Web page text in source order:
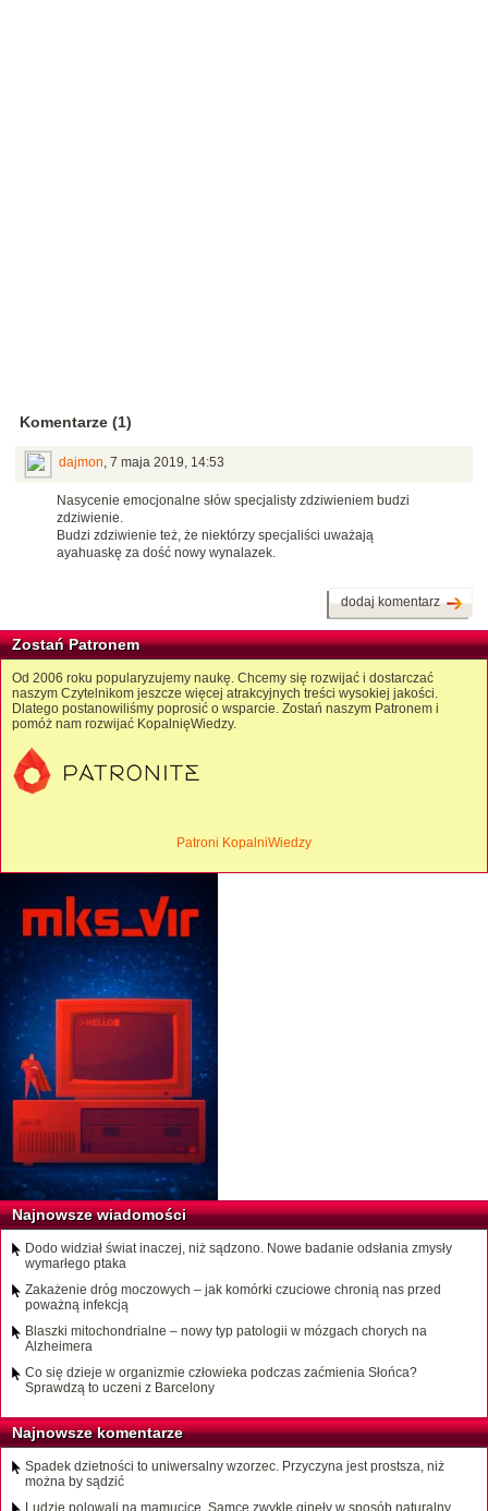
Komentarze (1)
dajmon, 7 maja 2019, 14:53
Nasycenie emocjonalne słów specjalisty zdziwieniem budzi
zdziwienie.
Budzi zdziwienie też, że niektórzy specjaliści uważają
ayahuaskę za dość nowy wynalazek.
dodaj komentarz
Zostań Patronem
Od 2006 roku popularyzujemy naukę. Chcemy się rozwijać i dostarczać
naszym Czytelnikom jeszcze więcej atrakcyjnych treści wysokiej jakości.
Dlatego postanowiliśmy poprosić o wsparcie. Zostań naszym Patronem i
pomóż nam rozwijać KopalnięWiedzy.
Patroni KopalniWiedzy
Najnowsze wiadomości
Dodo widział świat inaczej, niż sądzono. Nowe badanie odsłania zmysły
wymarłego ptaka
Zakażenie dróg moczowych – jak komórki czuciowe chronią nas przed
poważną infekcją
Blaszki mitochondrialne – nowy typ patologii w mózgach chorych na
Alzheimera
Co się dzieje w organizmie człowieka podczas zaćmienia Słońca?
Sprawdzą to uczeni z Barcelony
Najnowsze komentarze
Spadek dzietności to uniwersalny wzorzec. Przyczyna jest prostsza, niż
można by sądzić